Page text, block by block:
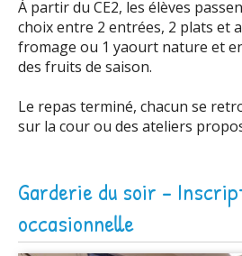
À partir du CE2, les élèves
choix entre 2 entrées, 2 plats et
fromage ou 1 yaourt nature et
des fruits de saison.
Le repas terminé, chacun se
sur la cour ou des ateliers
Garderie du soir -
occasionnelle